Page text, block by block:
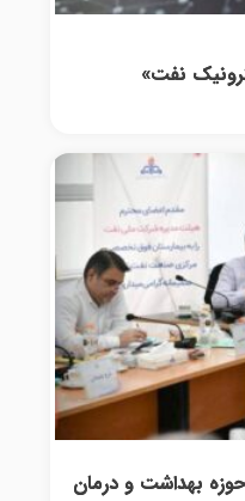
نفت»
بهداشت و درمان